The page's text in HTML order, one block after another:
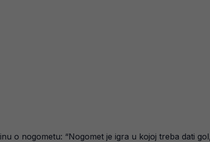
o nogometu: “Nogomet je igra u kojoj treba dati